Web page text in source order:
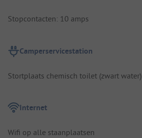
Stopcontacten: 10 amps
Camperservicestation
Stortplaats chemisch toilet (zwart water)
Internet
Wifi op alle staanplaatsen